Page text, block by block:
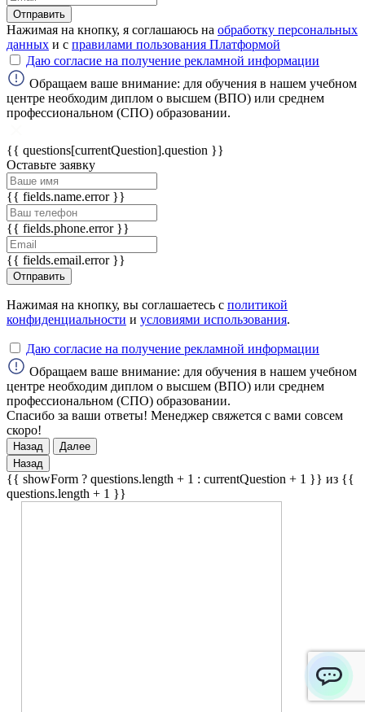
Отправить
Нажимая на кнопку, я соглашаюсь на обработку персональных
данных и с правилами пользования Платформой
Даю согласие на получение рекламной информации
Обращаем ваше внимание: для обучения в нашем учебном
центре необходим диплом о высшем (ВПО) или среднем
профессиональном (СПО) образовании.
{{ questions[currentQuestion].question }}
Оставьте заявку
{{ fields.name.error }}
{{ fields.phone.error }}
{{ fields.email.error }}
Отправить
Нажимая на кнопку, вы соглашаетесь с политикой
конфиденциальности и условиями использования.
Даю согласие на получение рекламной информации
Обращаем ваше внимание: для обучения в нашем учебном
центре необходим диплом о высшем (ВПО) или среднем
профессиональном (СПО) образовании.
Спасибо за ваши ответы! Менеджер свяжется с вами совсем
скоро!
Назад
Далее
Назад
{{ showForm ? questions.length + 1 : currentQuestion + 1 }} из {{
questions.length + 1 }}
online
Мессенджеры
Свяжитесь с нами через любой удобный
мессенджер!
WhatsApp
Max